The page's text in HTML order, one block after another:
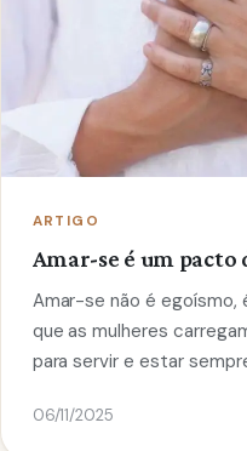
ARTIGO
Amar-se é um pacto
Amar-se não é egoísmo,
que as mulheres
para servir e estar
06/11/2025